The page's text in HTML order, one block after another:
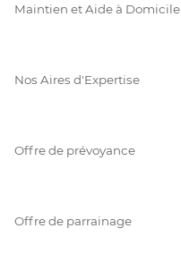
Maintien et Aide à Domicile
Nos Aires d'Expertise
Offre de prévoyance
Offre de parrainage